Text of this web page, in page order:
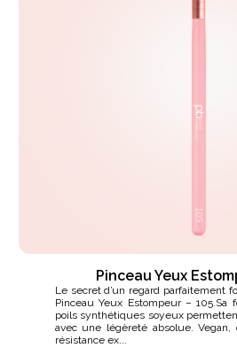
Pinceau Yeux
Le secret d’un regard parfaitement
Pinceau Yeux Estompeur – 105.Sa
poils synthétiques soyeux
avec une légèreté absolue.
résistance ex...